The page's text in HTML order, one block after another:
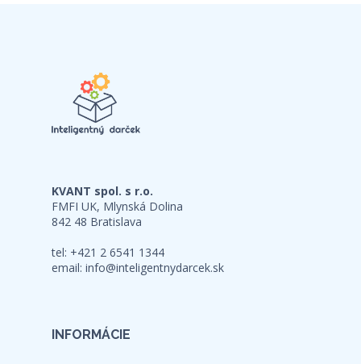
KVANT spol. s r.o.
FMFI UK, Mlynská Dolina
842 48 Bratislava
tel: +421 2 6541 1344
email: info@inteligentnydarcek.sk
INFORMÁCIE